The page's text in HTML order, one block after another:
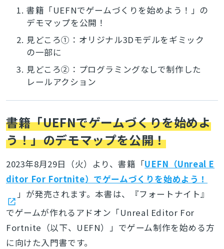
1. 書籍「UEFNでゲームづくりを始めよう！」の
デモマップを公開！
2. 見どころ①：オリジナル3Dモデルをギミック
の一部に
3. 見どころ②：プログラミングなしで制作した
レールアクション
書籍「UEFNでゲームづくりを始めよ
う！」のデモマップを公開！
2023年8月29日（火）より、書籍「UEFN（Unreal E
ditor For Fortnite）でゲームづくりを始めよう！
」が発売されます。本書は、『フォートナイト』
でゲームが作れるアドオン「Unreal Editor For
Fortnite（以下、UEFN）」でゲーム制作を始める方
に向けた入門書です。